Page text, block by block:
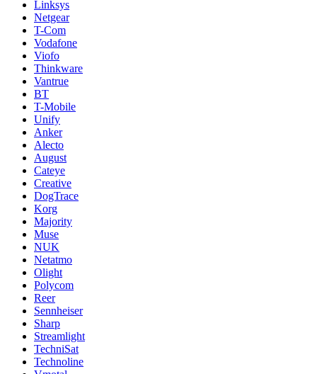
Linksys
Netgear
T-Com
Vodafone
Viofo
Thinkware
Vantrue
BT
T-Mobile
Unify
Anker
Alecto
August
Cateye
Creative
DogTrace
Korg
Majority
Muse
NUK
Netatmo
Olight
Polycom
Reer
Sennheiser
Sharp
Streamlight
TechniSat
Technoline